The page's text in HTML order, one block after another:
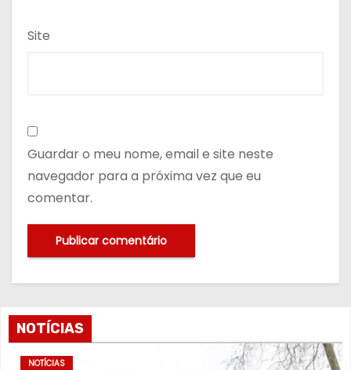
Site
Guardar o meu nome, email e site neste
navegador para a próxima vez que eu
comentar.
NOTÍCIAS
NOTÍCIAS